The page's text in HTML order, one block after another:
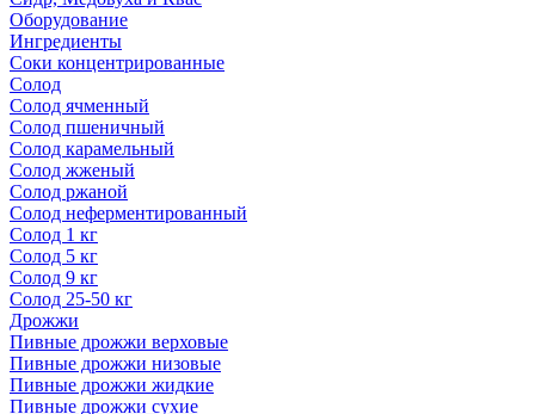
Оборудование
Ингредиенты
Соки концентрированные
Солод
Солод ячменный
Солод пшеничный
Солод карамельный
Солод жженый
Солод ржаной
Солод неферментированный
Солод 1 кг
Солод 5 кг
Солод 9 кг
Солод 25-50 кг
Дрожжи
Пивные дрожжи верховые
Пивные дрожжи низовые
Пивные дрожжи жидкие
Пивные дрожжи сухие